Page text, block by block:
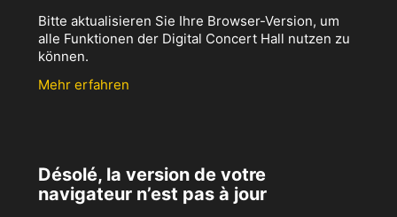
Bitte aktualisieren Sie Ihre Browser-Version, um
alle Funktionen der Digital Concert Hall nutzen zu
können.
Mehr erfahren
Désolé, la version de votre
navigateur n’est pas à jour